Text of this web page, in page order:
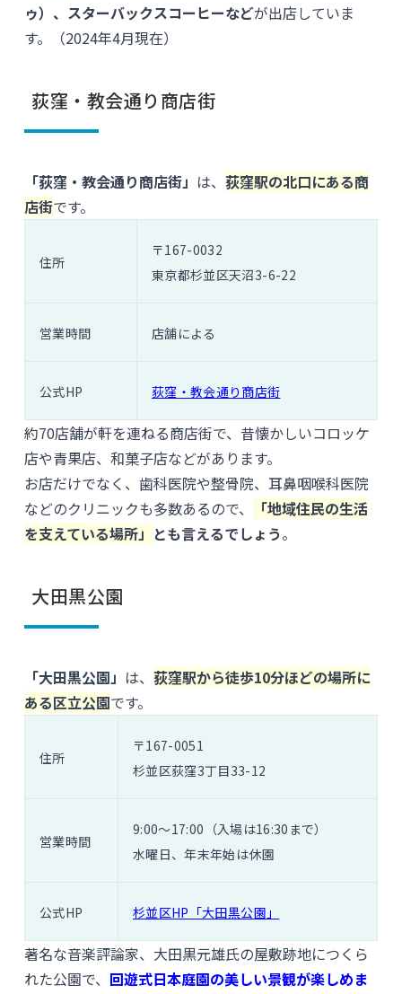
ゥ）、スターバックスコーヒーなどが出店していま
す。（2024年4月現在）
荻窪・教会通り商店街
「荻窪・教会通り商店街」 は、 荻窪駅の北口にある商
店街です。
住所
〒167-0032
東京都杉並区天沼3-6-22
営業時間 店舗による
公式HP 荻窪・教会通り商店街
約70店舗が軒を連ねる商店街で、昔懐かしいコロッケ
店や青果店、和菓子店などがあります。
お店だけでなく、歯科医院や整骨院、耳鼻咽喉科医院
などのクリニックも多数あるので、
「地域住民の生活
を支えている場所」 とも言えるでしょう。
大田黒公園
「大田黒公園」 は、 荻窪駅から徒歩10分ほどの場所に
ある区立公園です。
住所
〒167-0051
杉並区荻窪3丁目33-12
営業時間
9:00〜17:00（入場は16:30まで）
水曜日、年末年始は休園
公式HP 杉並区HP「大田黒公園」
著名な音楽評論家、大田黒元雄氏の屋敷跡地につくら
れた公園で、 回遊式日本庭園の美しい景観が楽しめま